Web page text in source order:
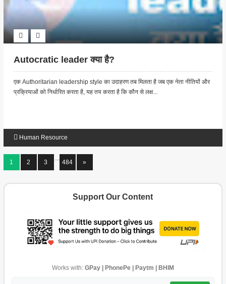
Autocratic leader क्या है?
एक Authoritarian leadership style का उदाहरण तब मिलता है जब एक नेता नीतियों और
प्रक्रियाओं को निर्धारित करता है, यह तय करता है कि कौन से लक्ष...
Human Resource
1 2 3
...
484 »
Support Our Content
Works with: GPay | PhonePe | Paytm | BHIM